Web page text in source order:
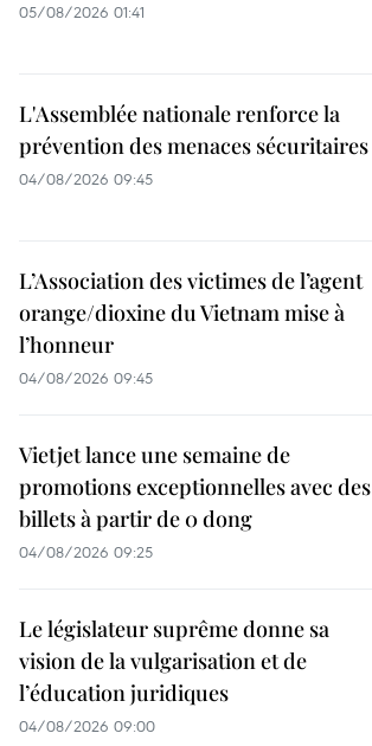
05/08/2026 01:41
L'Assemblée nationale renforce la
prévention des menaces sécuritaires
04/08/2026 09:45
L’Association des victimes de l’agent
orange/dioxine du Vietnam mise à
l’honneur
04/08/2026 09:45
Vietjet lance une semaine de
promotions exceptionnelles avec des
billets à partir de 0 dong
04/08/2026 09:25
Le législateur suprême donne sa
vision de la vulgarisation et de
l’éducation juridiques
04/08/2026 09:00